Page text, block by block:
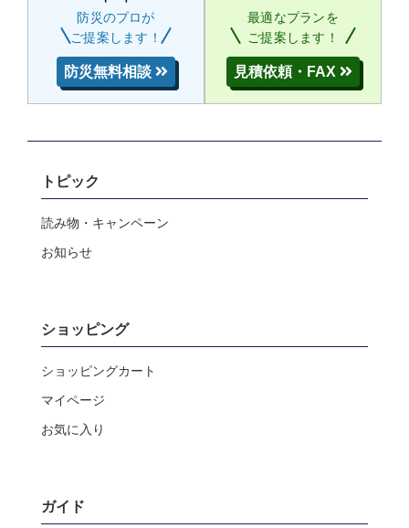
防災のプロが
ご提案します！
防災無料相談
最適なプランを
ご提案します！
見積依頼・FAX
トピック
読み物・キャンペーン
お知らせ
ショッピング
ショッピングカート
マイページ
お気に入り
ガイド